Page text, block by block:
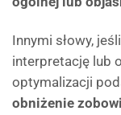
Innymi słowy,
interpretację lub
optymalizacji
obniżenie